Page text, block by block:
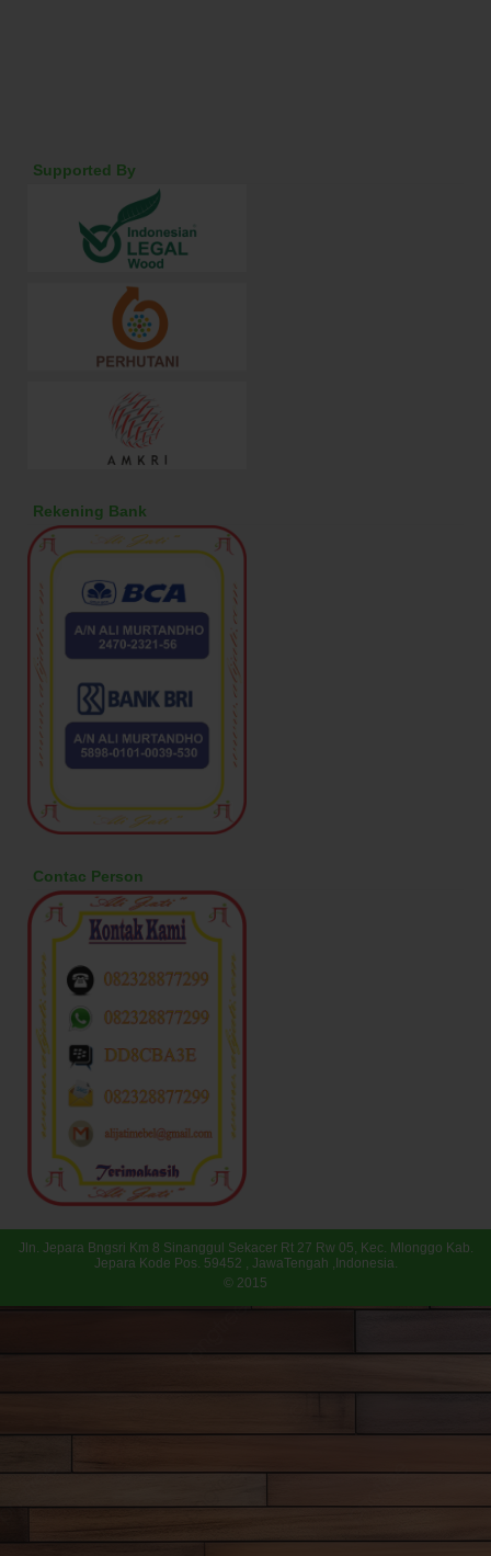
Supported By
Rekening Bank
Contac Person
Jln. Jepara Bngsri Km 8 Sinanggul Sekacer Rt 27 Rw 05, Kec. Mlonggo Kab.
Jepara Kode Pos. 59452 , JawaTengah ,Indonesia.
© 2015